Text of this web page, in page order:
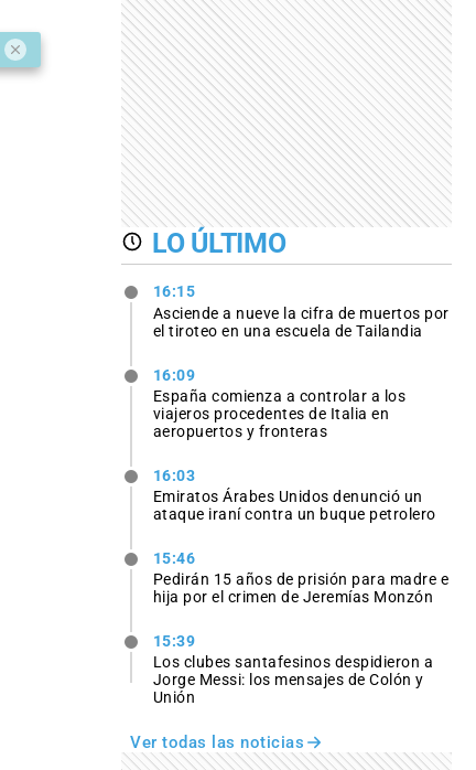
LO ÚLTIMO
16:15
Asciende a nueve la cifra de muertos por
el tiroteo en una escuela de Tailandia
16:09
España comienza a controlar a los
viajeros procedentes de Italia en
aeropuertos y fronteras
16:03
Emiratos Árabes Unidos denunció un
ataque iraní contra un buque petrolero
15:46
Pedirán 15 años de prisión para madre e
hija por el crimen de Jeremías Monzón
15:39
Los clubes santafesinos despidieron a
Jorge Messi: los mensajes de Colón y
Unión
Ver todas las noticias